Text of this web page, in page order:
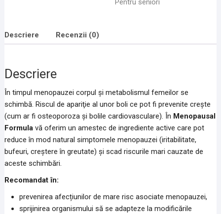
Pentru seniori
Descriere Recenzii (0)
Descriere
În timpul menopauzei corpul şi metabolismul femeilor se
schimbă. Riscul de apariţie al unor boli ce pot fi prevenite creşte
(cum ar fi osteoporoza şi bolile cardiovasculare). În Menopausal
Formulavă oferim un amestec de ingrediente active care pot
reduce în mod natural simptomele menopauzei (iritabilitate,
bufeuri, creştere în greutate) şi scad riscurile mari cauzate de
aceste schimbări.
Recomandat în:
prevenirea afecțiunilor de mare risc asociate menopauzei,
sprijinirea organismului să se adapteze la modificările